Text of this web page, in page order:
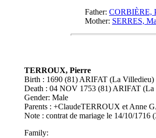
Father: CORBIÈRE,
Mother: SERRES,
TERROUX, Pierre
Birth : 1690 (81) ARIFAT (La Villedieu)
Death : 04 NOV 1753 (81) ARIFAT
Gender: Male
Parents : +ClaudeTERROUX et Anne
Note : contrat de mariage le 14/10/
Family: